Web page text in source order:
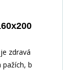
zdravá
b